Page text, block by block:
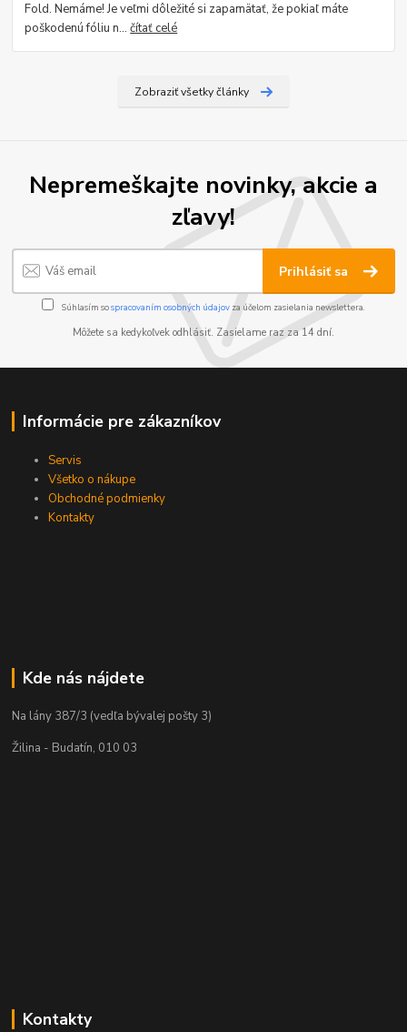
Fold. Nemáme! Je veľmi dôležité si zapamätať, že pokiaľ máte
poškodenú fóliu n...čítať celé
Zobraziť všetky články
Nepremeškajte novinky, akcie a
zľavy!
Prihlásiť sa
Súhlasím sospracovaním osobných údajov za účelom zasielania newslettera.
Môžete sa kedykoľvek odhlásiť. Zasielame raz za 14 dní.
Informácie pre zákazníkov
Servis
Všetko o nákupe
Obchodné podmienky
Kontakty
Kde nás nájdete
Na lány 387/3 (vedľa bývalej pošty 3)
Žilina - Budatín, 010 03
Kontakty